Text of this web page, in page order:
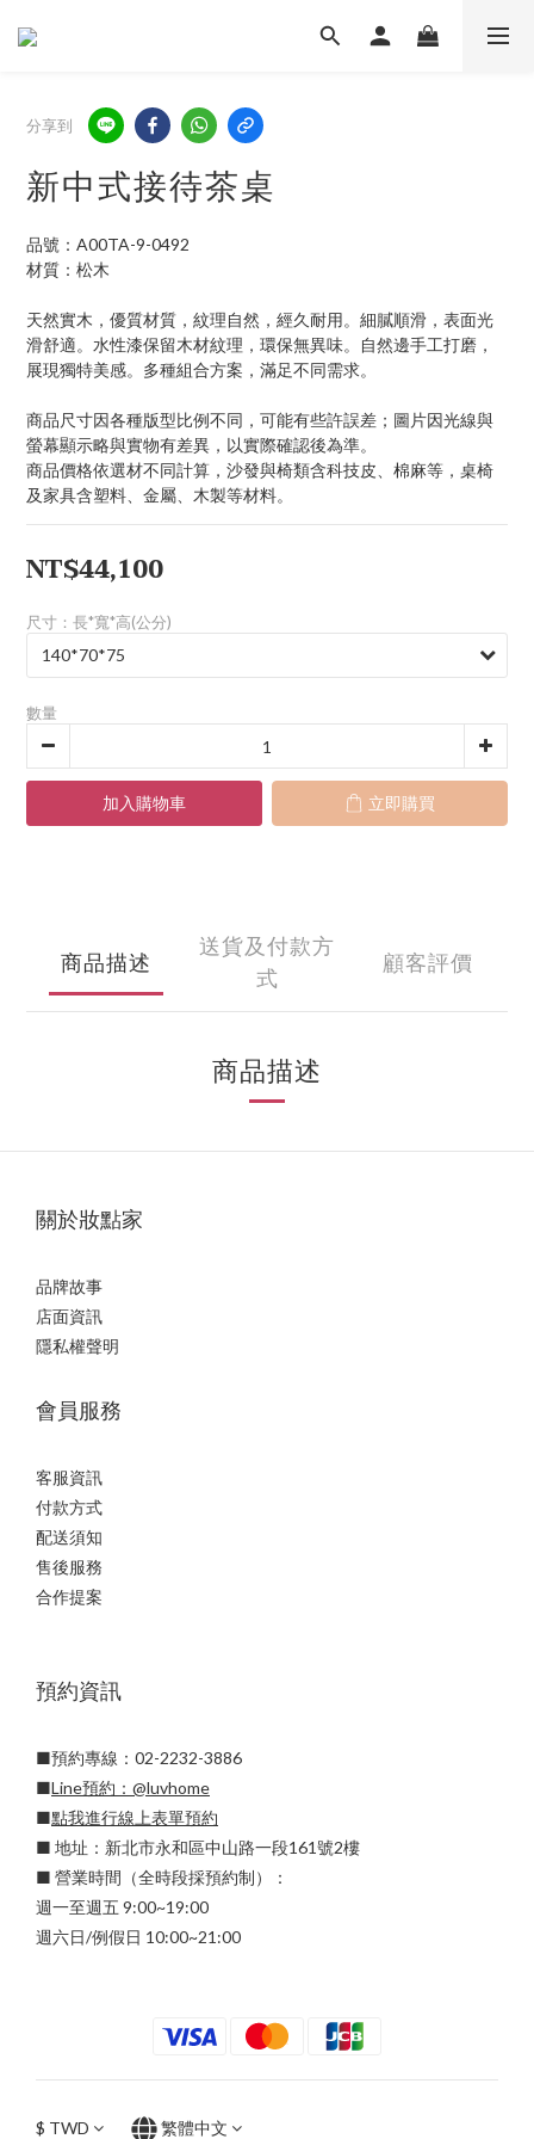
分享到
新中式接待茶桌
品號：A00TA-9-0492
材質：松木
天然實木，優質材質，紋理自然，經久耐用。細膩順滑，表面光
滑舒適。水性漆保留木材紋理，環保無異味。自然邊手工打磨，
展現獨特美感。多種組合方案，滿足不同需求。
商品尺寸因各種版型比例不同，可能有些許誤差；圖片因光線與
螢幕顯示略與實物有差異，以實際確認後為準。
商品價格依選材不同計算，沙發與椅類含科技皮、棉麻等，桌椅
及家具含塑料、金屬、木製等材料。
NT$44,100
尺寸：長*寬*高(公分)
數量
加入購物車 立即購買
商品描述
送貨及付款方
式
顧客評價
商品描述
關於妝點家
品牌故事
店面資訊
隱私權聲明
會員服務
客服資訊
付款方式
配送須知
售後服務
合作提案
預約資訊
■預約專線：02-2232-3886
■Line預約： @luvhome
■點我進行線上表單預約
■ 地址：新北市永和區中山路一段161號2樓
■ 營業時間（全時段採預約制）：
週一至週五 9:00~19:00
週六日/例假日 10:00~21:00
$ TWD 繁體中文